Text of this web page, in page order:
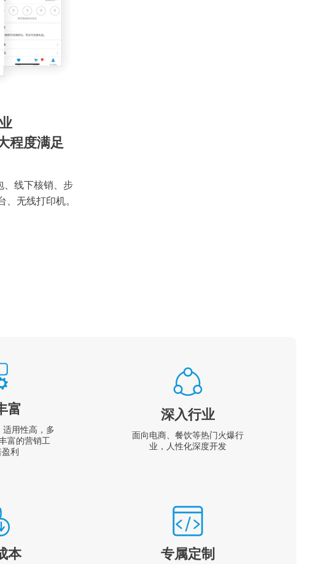
程度满足
、线下核销、步
无线打印机。
富
适用性高，多
富的营销工
利
深入行业
面向电商、餐饮等热门火爆行
业，人性化深度开发
本 专属定制